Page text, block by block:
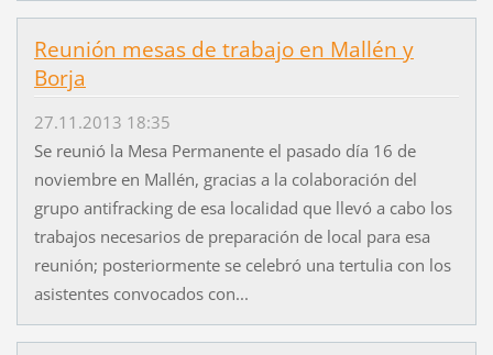
Reunión mesas de trabajo en Mallén y
Borja
27.11.2013 18:35
Se reunió la Mesa Permanente el pasado día 16 de
noviembre en Mallén, gracias a la colaboración del
grupo antifracking de esa localidad que llevó a cabo los
trabajos necesarios de preparación de local para esa
reunión; posteriormente se celebró una tertulia con los
asistentes convocados con...